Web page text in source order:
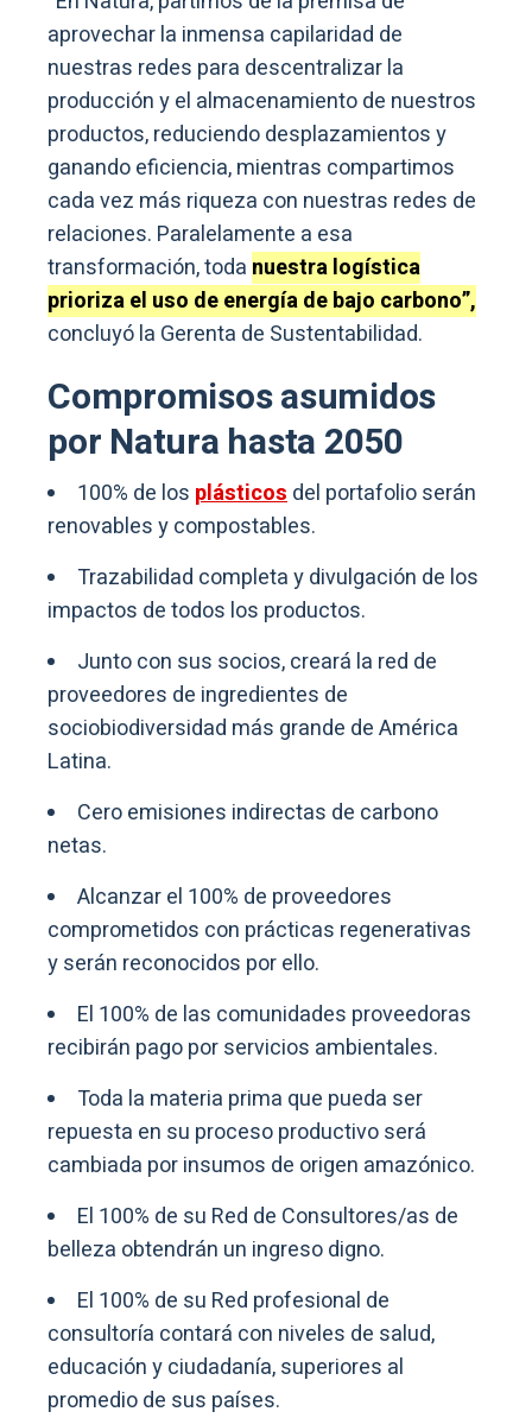
aprovechar la inmensa capilaridad de
nuestras redes para descentralizar la
producción y el almacenamiento de nuestros
productos, reduciendo desplazamientos y
ganando eficiencia, mientras compartimos
cada vez más riqueza con nuestras redes de
relaciones. Paralelamente a esa
transformación, toda nuestra logística
prioriza el uso de energía de bajo carbono”,
concluyó la Gerenta de Sustentabilidad.
Compromisos asumidos
por Natura hasta 2050
100% de los plásticosdel portafolio serán
renovables y compostables.
Trazabilidad completa y divulgación de los
impactos de todos los productos.
Junto con sus socios, creará la red de
proveedores de ingredientes de
sociobiodiversidad más grande de América
Latina.
Cero emisiones indirectas de carbono
netas.
Alcanzar el 100% de proveedores
comprometidos con prácticas regenerativas
y serán reconocidos por ello.
El 100% de las comunidades proveedoras
recibirán pago por servicios ambientales.
Toda la materia prima que pueda ser
repuesta en su proceso productivo será
cambiada por insumos de origen amazónico.
El 100% de su Red de Consultores/as de
belleza obtendrán un ingreso digno.
El 100% de su Red profesional de
consultoría contará con niveles de salud,
educación y ciudadanía, superiores al
promedio de sus países.